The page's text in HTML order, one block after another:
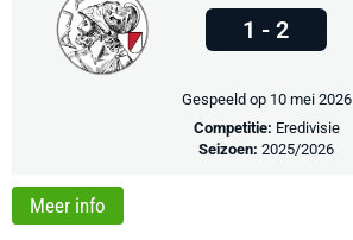
1 - 2
Gespeeld op 10 mei 2026
Competitie: Eredivisie
Seizoen: 2025/2026
Meer info